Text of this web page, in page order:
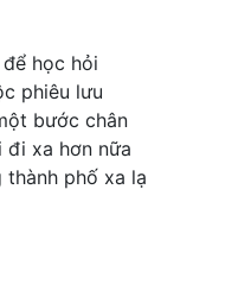
học hỏi
phiêu lưu
bước chân
xa hơn nữa
phố xa lạ